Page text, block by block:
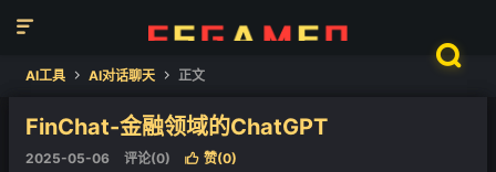


AI工具  AI对话聊天  正文
FinChat-金融领域的ChatGPT
2025-05-06 评论(0)  赞(0)